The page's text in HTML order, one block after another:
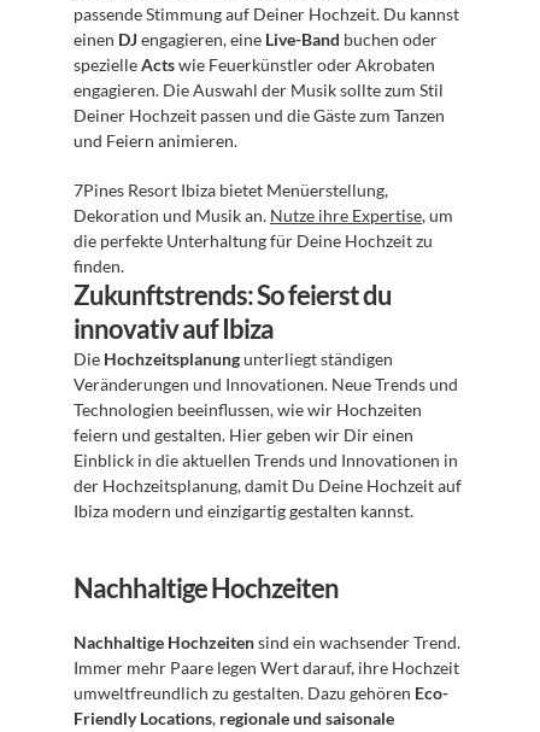
passende Stimmung auf Deiner Hochzeit. Du kannst
einen DJ engagieren, eine Live-Band buchen oder
spezielle Acts wie Feuerkünstler oder Akrobaten
engagieren. Die Auswahl der Musik sollte zum Stil
Deiner Hochzeit passen und die Gäste zum Tanzen
und Feiern animieren.
7Pines Resort Ibiza bietet Menüerstellung,
Dekoration und Musik an. Nutze ihre Expertise, um
die perfekte Unterhaltung für Deine Hochzeit zu
finden.
Zukunftstrends: So feierst du
innovativ auf Ibiza
Die Hochzeitsplanung unterliegt ständigen
Veränderungen und Innovationen. Neue Trends und
Technologien beeinflussen, wie wir Hochzeiten
feiern und gestalten. Hier geben wir Dir einen
Einblick in die aktuellen Trends und Innovationen in
der Hochzeitsplanung, damit Du Deine Hochzeit auf
Ibiza modern und einzigartig gestalten kannst.
Nachhaltige Hochzeiten
Nachhaltige Hochzeiten sind ein wachsender Trend.
Immer mehr Paare legen Wert darauf, ihre Hochzeit
umweltfreundlich zu gestalten. Dazu gehören Eco-
Friendly Locations, regionale und saisonale